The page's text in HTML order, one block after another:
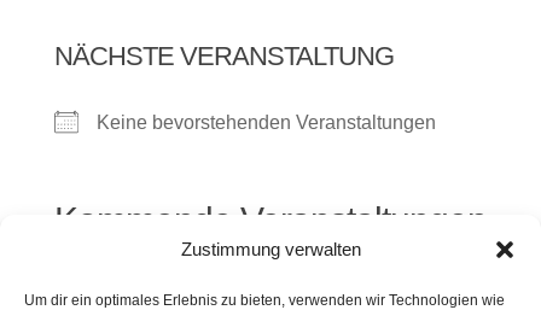
Zustimmung verwalten
Um dir ein optimales Erlebnis zu bieten, verwenden wir Technologien wie
NÄCHSTE VERANSTALTUNG
Keine bevorstehenden Veranstaltungen
Kommende Veranstaltungen
<li>Keine Veranstaltungen an diesem Ort</li>